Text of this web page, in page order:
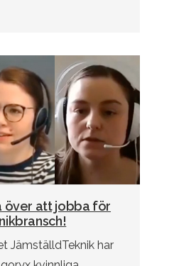
över att jobba för
JämställdTeknik har